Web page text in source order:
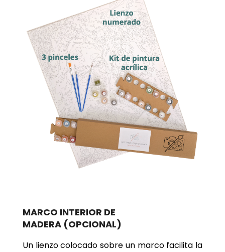
MARCO INTERIOR DE
MADERA (OPCIONAL)
Un lienzo colocado sobre un marco facilita la